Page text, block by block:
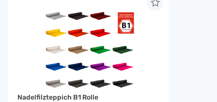
Nadelfilzteppich B1 Rolle